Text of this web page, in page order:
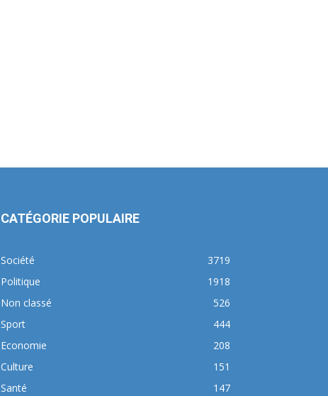
CATÉGORIE POPULAIRE
Société
3719
Politique
1918
Non classé
526
Sport
444
Economie
208
Culture
151
Santé
147